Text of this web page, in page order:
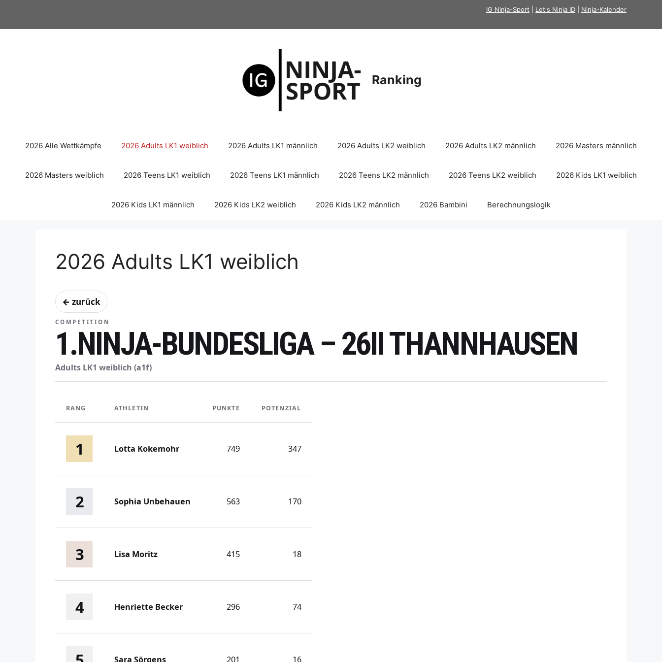
springen
IG Ninja-Sport Let's Ninja ID Ninja-Kalender
Ranking
2026 Alle Wettkämpfe 2026 Adults LK1 weiblich 2026 Adults LK1 männlich 2026 Adults LK2 weiblich 2026 Adults LK2 männlich 2026 Masters männlich
2026 Masters weiblich 2026 Teens LK1 weiblich 2026 Teens LK1 männlich 2026 Teens LK2 männlich 2026 Teens LK2 weiblich 2026 Kids LK1 weiblich
2026 Kids LK1 männlich 2026 Kids LK2 weiblich 2026 Kids LK2 männlich 2026 Bambini Berechnungslogik
2026 Adults LK1 weiblich
← zurück
COMPETITION
1.NINJA-BUNDESLIGA – 26II THANNHAUSEN
Adults LK1 weiblich (a1f)
RANG ATHLETIN PUNKTE POTENZIAL
1 Lotta Kokemohr 749 347
2 Sophia Unbehauen 563 170
3 Lisa Moritz 415 18
4 Henriette Becker 296 74
Sara Sörgens 201 16